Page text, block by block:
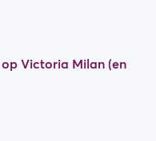
Victoria Milan (en